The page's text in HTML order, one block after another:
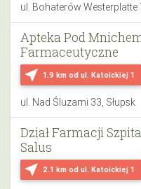
ul. Bohaterów Westerplatte
near_me 1.9 km od ul. Katoickiej 1
Apteka Pod
Farmaceutyczne
ul. Nad Śluzami 33, Słupsk
near_me 2.1 km od ul. Katoickiej 1
Dział Farmacji
Salus